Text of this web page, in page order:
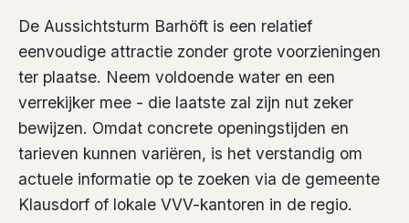
De Aussichtsturm Barhöft is een relatief
eenvoudige attractie zonder grote voorzieningen
ter plaatse. Neem voldoende water en een
verrekijker mee - die laatste zal zijn nut zeker
bewijzen. Omdat concrete openingstijden en
tarieven kunnen variëren, is het verstandig om
actuele informatie op te zoeken via de gemeente
Klausdorf of lokale VVV-kantoren in de regio.